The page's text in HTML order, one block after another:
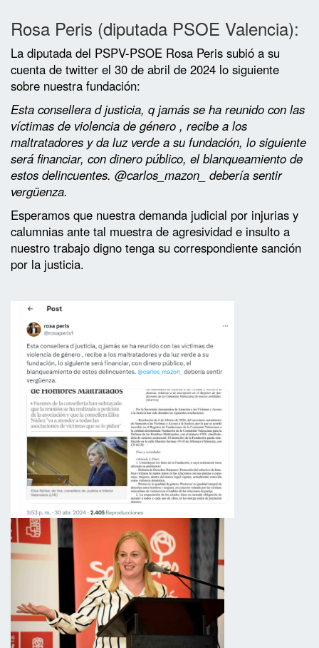
Rosa Peris (diputada PSOE Valencia):
La diputada del PSPV-PSOE Rosa Peris subió a su
cuenta de twitter el 30 de abril de 2024 lo siguiente
sobre nuestra fundación:
Esta consellera d justicia, q jamás se ha reunido con las
víctimas de violencia de género , recibe a los
maltratadores y da luz verde a su fundación, lo siguiente
será financiar, con dinero público, el blanqueamiento de
estos delincuentes. @carlos_mazon_ debería sentir
vergüenza.
Esperamos que nuestra demanda judicial por injurias y
calumnias ante tal muestra de agresividad e insulto a
nuestro trabajo digno tenga su correspondiente sanción
por la justicia.